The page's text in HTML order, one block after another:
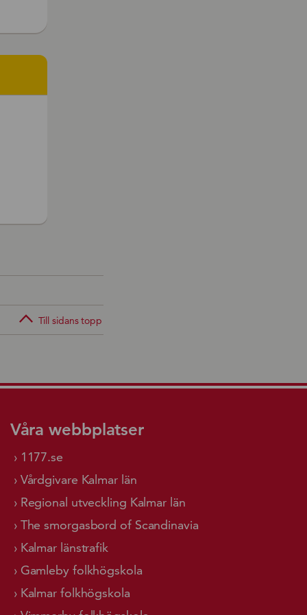
Till sidans topp
Våra webbplatser
1177.se
Vårdgivare Kalmar län
Regional utveckling Kalmar län
The smorgasbord of Scandinavia
Kalmar länstrafik
Gamleby folkhögskola
Kalmar folkhögskola